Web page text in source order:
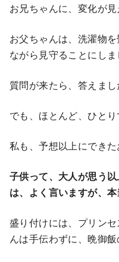
お兄ちゃんに、変化が
お父ちゃんは、洗濯物
ながら見守ることにしま
質問が来たら、答えまし
でも、ほとんど、ひとり
私も、予想以上にできた
子供って、大人が思う
は、よく言いますが、本
盛り付けには、プリン
んは手伝わずに、晩御